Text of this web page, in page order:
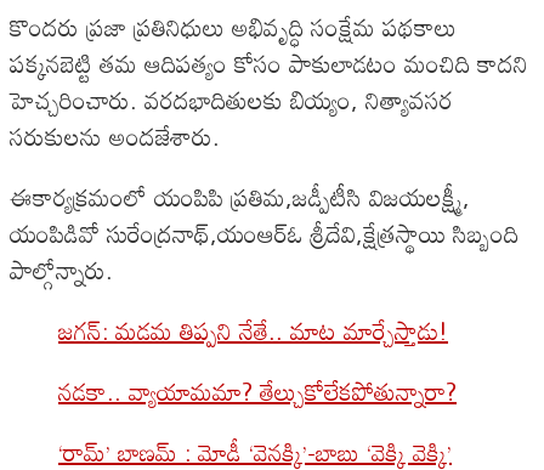
కొందరు ప్రజా ప్రతినిధులు అభివృద్ధి సంక్షేమ పథకాలు
పక్కనబెట్టి తమ ఆదిపత్యం కోసం పాకులాడటం మంచిది కాదని
హెచ్చరించారు. వరదభాదితులకు బియ్యం, నిత్యావసర
సరుకులను అందజేశారు.
ఈకార్యక్రమంలో యంపిపి ప్రతిమ,జడ్పీటీసి విజయలక్ష్మీ,
యంపిడివో సురేంద్రనాథ్,యంఆర్ఓ శ్రీదేవి,క్షేత్రస్థాయి సిబ్బంది
పాల్గోన్నారు.
జగన్: మడమ తిప్పని నేతే.. మాట మార్చేస్తాడు!
నడకా.. వ్యాయామమా? తేల్చుకోలేకపోతున్నారా?
‘రామ్’ బాణమ్ : మోడీ ‘వెనక్కి’-బాబు ‘వెక్కి వెక్కి’